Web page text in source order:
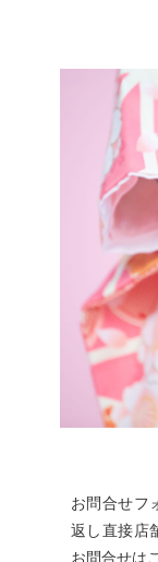
お問合せフ
返し直接店
お問合せは